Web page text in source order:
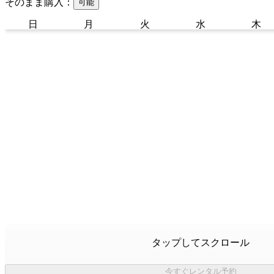
可能
日 月 火 水 木
タップしてスクロール
今すぐレンタル予約